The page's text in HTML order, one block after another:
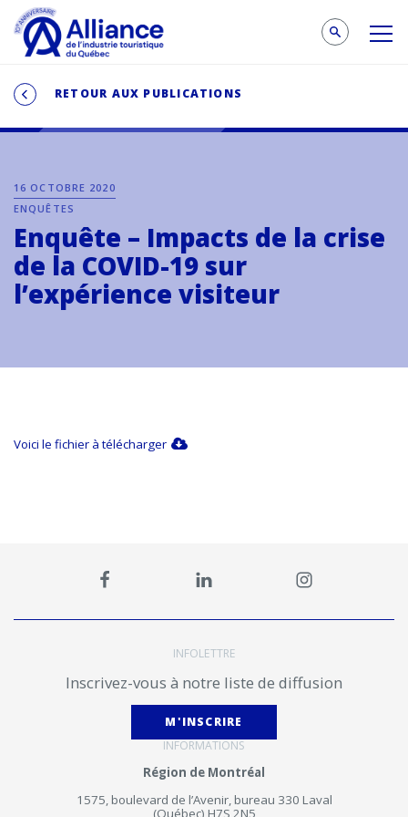
RETOUR AUX PUBLICATIONS
16 OCTOBRE 2020
ENQUÊTES
Enquête – Impacts de la crise
de la COVID-19 sur
l’expérience visiteur
Voici le fichier à télécharger
INFOLETTRE
Inscrivez-vous à notre liste de diffusion
M'INSCRIRE
INFORMATIONS
Région de Montréal
1575, boulevard de l’Avenir, bureau 330 Laval
(Québec) H7S 2N5